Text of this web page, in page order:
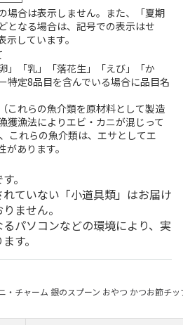
場合は表示しません。また、「夏期
となる場合は、記号での表示はせ
しています。
」「乳」「落花生」「えび」「か
特定8品目を含んでいる場合に品目名
これらの魚介類を原材料として製造
獲漁法によりエビ・カニが混じって
これらの魚介類は、エサとしてエ
あります。
。
ていない「小道具類」はお届け
ません。
パソコンなどの環境により、実
す。
・チャーム 銀のスプーン おやつ かつお節チ